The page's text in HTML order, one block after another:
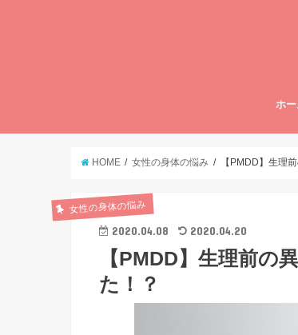
ホー
HOME 女性の身体の悩み 【PMDD】生理
女性の身体の悩み
2020.04.08 2020.04.20
【PMDD】生理前の
た！？